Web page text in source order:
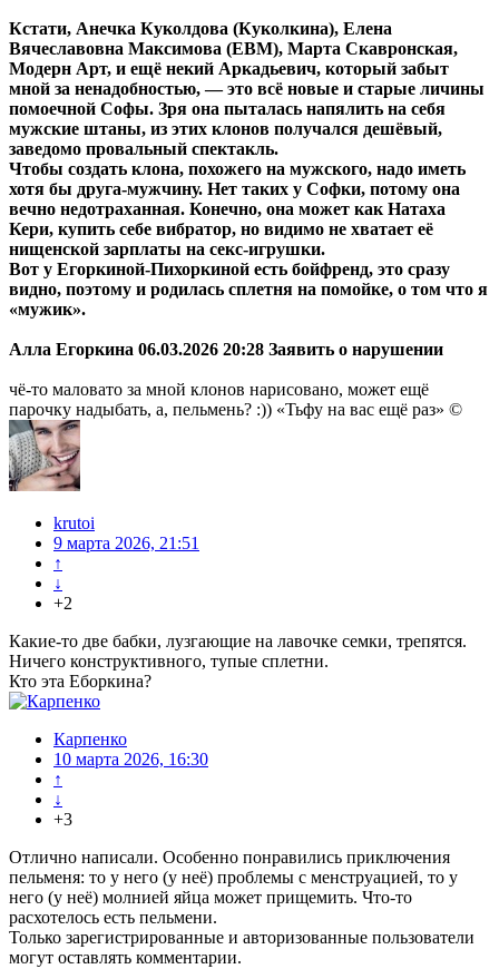
Кстати, Анечка Куколдова (Куколкина), Елена
Вячеславовна Максимова (ЕВМ), Марта Скавронская,
Модерн Арт, и ещё некий Аркадьевич, который забыт
мной за ненадобностью, — это всё новые и старые личины
помоечной Софы. Зря она пыталась напялить на себя
мужские штаны, из этих клонов получался дешёвый,
заведомо провальный спектакль.
Чтобы создать клона, похожего на мужского, надо иметь
хотя бы друга-мужчину. Нет таких у Софки, потому она
вечно недотраханная. Конечно, она может как Натаха
Кери, купить себе вибратор, но видимо не хватает её
нищенской зарплаты на секс-игрушки.
Вот у Егоркиной-Пихоркиной есть бойфренд, это сразу
видно, поэтому и родилась сплетня на помойке, о том что я
«мужик».
Алла Егоркина 06.03.2026 20:28 Заявить о нарушении
чё-то маловато за мной клонов нарисовано, может ещё
парочку надыбать, а, пельмень? :)) «Тьфу на вас ещё раз» ©
krutoi
9 марта 2026, 21:51
↑
↓
+2
Какие-то две бабки, лузгающие на лавочке семки, трепятся.
Ничего конструктивного, тупые сплетни.
Кто эта Еборкина?
Карпенко
10 марта 2026, 16:30
↑
↓
+3
Отлично написали. Особенно понравились приключения
пельменя: то у него (у неё) проблемы с менструацией, то у
него (у неё) молнией яйца может прищемить. Что-то
расхотелось есть пельмени.
Только зарегистрированные и авторизованные пользователи
могут оставлять комментарии.